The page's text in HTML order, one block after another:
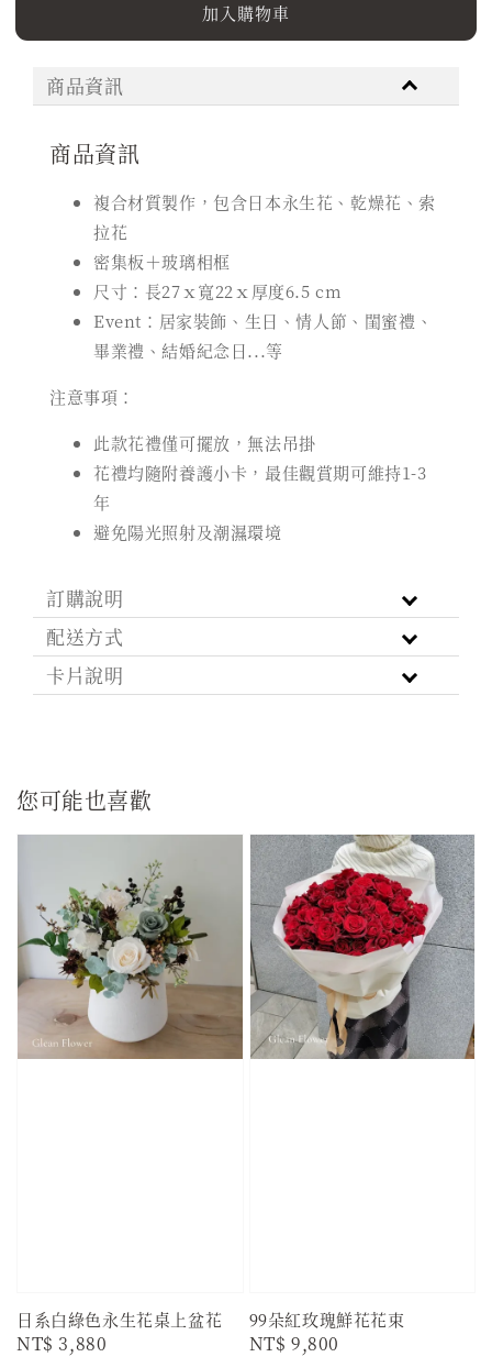
加入購物車
商品資訊
商品資訊
複合材質製作，包含日本永生花、乾燥花、索
拉花
密集板＋玻璃相框
尺寸：長27ｘ寬22ｘ厚度6.5 cm
Event：居家裝飾、生日、情人節、閨蜜禮、
畢業禮、結婚紀念日...等
注意事項：
此款花禮僅可擺放，無法吊掛
花禮均隨附養護小卡，最佳觀賞期可維持1-3
年
避免陽光照射及潮濕環境
訂購說明
配送方式
卡片說明
您可能也喜歡
日系白綠色永生花桌上盆花
Regular
NT$ 3,880
99朵紅玫瑰鮮花花束
Regular
NT$ 9,800